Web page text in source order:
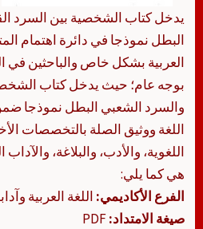
يدخل كتاب الشخصية بين السرد
البطل نموذجا في دائرة اهتمام
العربية بشكل خاص والباحثين
بوجه عام؛ حيث يدخل كتاب
والسرد الشعبي البطل نموذجا
اللغة ووثيق الصلة بالتخصصات
اللغوية، والأدب، والبلاغة،
هي كما يلي:
الفرع الأكاديمي: اللغة العربية
صيغة الامتداد: